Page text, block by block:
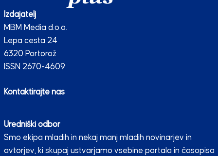
Izdajatelj
MBM Media d.o.o.
Lepa cesta 24
6320 Portorož
ISSN 2670-4609
Kontaktirajte nas
Uredniški odbor
Smo ekipa mladih in nekaj manj mladih novinarjev in
avtorjev, ki skupaj ustvarjamo vsebine portala in časopisa